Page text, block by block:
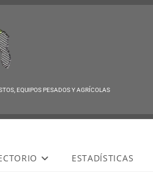
EQUIPOS PESADOS Y AGRÍCOLAS
ESTADÍSTICAS